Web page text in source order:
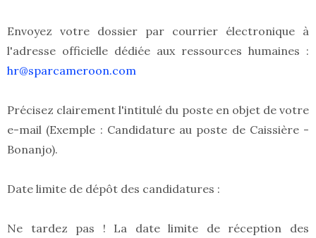
Envoyez votre dossier par courrier électronique à
l'adresse officielle dédiée aux ressources humaines :
hr@sparcameroon.com
Précisez clairement l'intitulé du poste en objet de votre
e-mail (Exemple : Candidature au poste de Caissière -
Bonanjo).
Date limite de dépôt des candidatures :
Ne tardez pas ! La date limite de réception des